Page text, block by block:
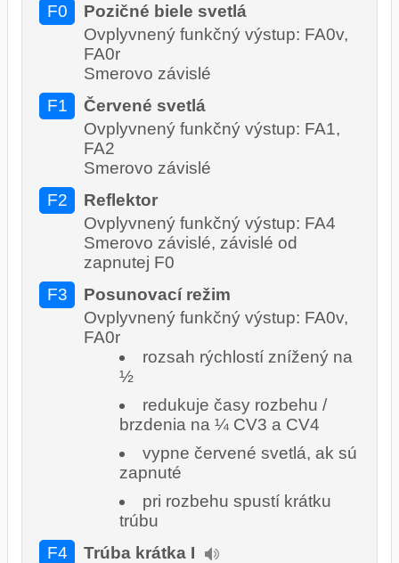
F0
Pozičné biele svetlá
Ovplyvnený funkčný výstup: FA0v,
FA0r
Smerovo závislé
F1
Červené svetlá
Ovplyvnený funkčný výstup: FA1,
FA2
Smerovo závislé
F2
Reflektor
Ovplyvnený funkčný výstup: FA4
Smerovo závislé, závislé od
zapnutej F0
F3
Posunovací režim
Ovplyvnený funkčný výstup: FA0v,
FA0r
rozsah rýchlostí znížený na
½
redukuje časy rozbehu /
brzdenia na ¼ CV3 a CV4
vypne červené svetlá, ak sú
zapnuté
pri rozbehu spustí krátku
trúbu
F4
Trúba krátka I